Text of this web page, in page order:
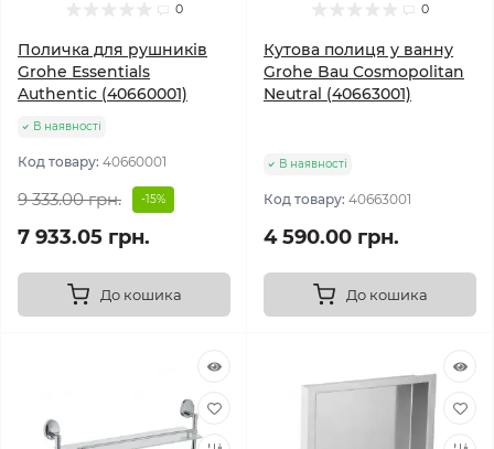
0
Поличка для рушників
Grohe Essentials
Authentic (40660001)
В наявності
Код товару: 40660001
9 333.00 грн. -15%
7 933.05 грн.
До кошика
0
Кутова полиця у ванну
Grohe Bau Cosmopolitan
Neutral (40663001)
В наявності
Код товару: 40663001
4 590.00 грн.
До кошика